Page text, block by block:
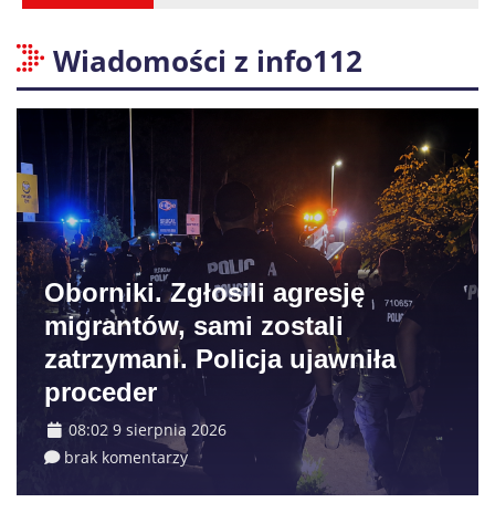
Wiadomości z info112
Oborniki. Zgłosili agresję
migrantów, sami zostali
zatrzymani. Policja ujawniła
proceder
08:02 9 sierpnia 2026
brak komentarzy